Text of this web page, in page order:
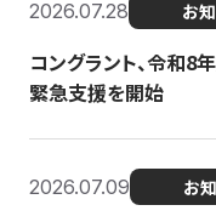
2026.07.28 お
コングラント、令和
緊急支援を開始
2026.07.09 お